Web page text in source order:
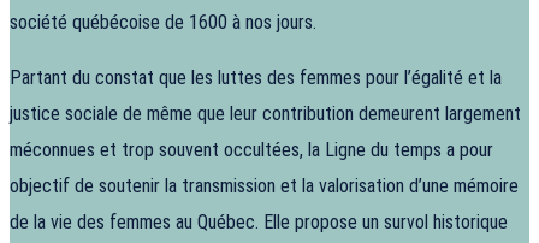
société québécoise de 1600 à nos jours.
Partant du constat que les luttes des femmes pour l’égalité et la
justice sociale de même que leur contribution demeurent largement
méconnues et trop souvent occultées, la Ligne du temps a pour
objectif de soutenir la transmission et la valorisation d’une mémoire
de la vie des femmes au Québec. Elle propose un survol historique